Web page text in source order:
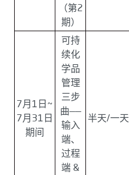
（第2
期）
7月1日~
7月31日
期间
可持
续化
学品
管理
三步
曲——
输入
端、
过程
端 &
半天/一天